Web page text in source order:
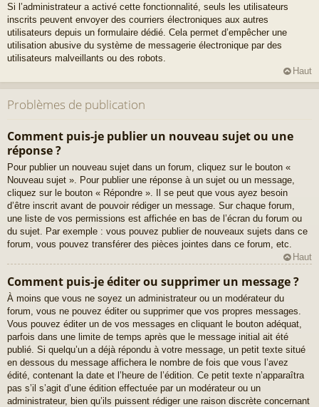
Si l’administrateur a activé cette fonctionnalité, seuls les utilisateurs
inscrits peuvent envoyer des courriers électroniques aux autres
utilisateurs depuis un formulaire dédié. Cela permet d’empêcher une
utilisation abusive du système de messagerie électronique par des
utilisateurs malveillants ou des robots.
Haut
Problèmes de publication
Comment puis-je publier un nouveau sujet ou une
réponse ?
Pour publier un nouveau sujet dans un forum, cliquez sur le bouton «
Nouveau sujet ». Pour publier une réponse à un sujet ou un message,
cliquez sur le bouton « Répondre ». Il se peut que vous ayez besoin
d’être inscrit avant de pouvoir rédiger un message. Sur chaque forum,
une liste de vos permissions est affichée en bas de l’écran du forum ou
du sujet. Par exemple : vous pouvez publier de nouveaux sujets dans ce
forum, vous pouvez transférer des pièces jointes dans ce forum, etc.
Haut
Comment puis-je éditer ou supprimer un message ?
À moins que vous ne soyez un administrateur ou un modérateur du
forum, vous ne pouvez éditer ou supprimer que vos propres messages.
Vous pouvez éditer un de vos messages en cliquant le bouton adéquat,
parfois dans une limite de temps après que le message initial ait été
publié. Si quelqu’un a déjà répondu à votre message, un petit texte situé
en dessous du message affichera le nombre de fois que vous l’avez
édité, contenant la date et l’heure de l’édition. Ce petit texte n’apparaîtra
pas s’il s’agit d’une édition effectuée par un modérateur ou un
administrateur, bien qu’ils puissent rédiger une raison discrète concernant